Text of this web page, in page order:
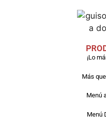
¡Lo
Más
Menú
Menú